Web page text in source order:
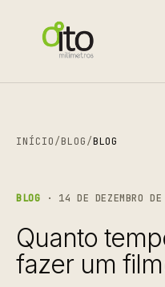
INÍCIO/BLOG/BLOG
BLOG · 14 DE DEZEMBRO
Quanto
fazer um